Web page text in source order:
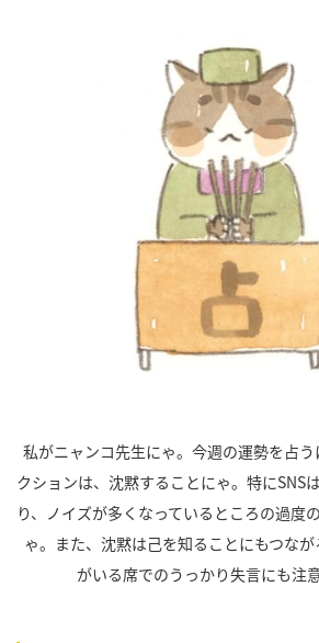
私がニャンコ先生にゃ。今週の運勢を占
クションは、沈黙することにゃ。特に
り、ノイズが多くなっているところの過度
ゃ。また、沈黙は己を知ることにもつな
がいる席でのうっかり失言にも注